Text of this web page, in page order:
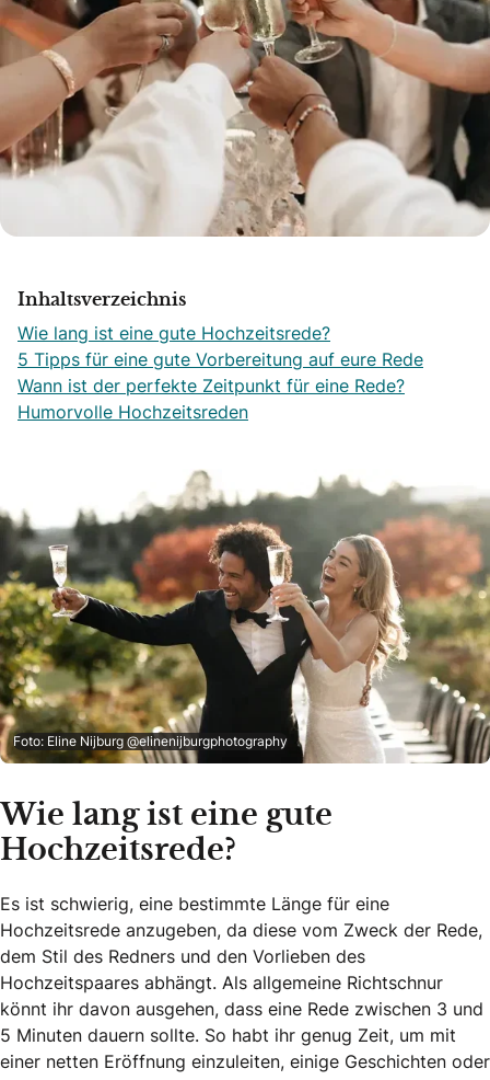
Inhaltsverzeichnis
Wie lang ist eine gute Hochzeitsrede?
5 Tipps für eine gute Vorbereitung auf eure Rede
Wann ist der perfekte Zeitpunkt für eine Rede?
Humorvolle Hochzeitsreden
Foto: Eline Nijburg @elinenijburgphotography
Wie lang ist eine gute
Hochzeitsrede?
Es ist schwierig, eine bestimmte Länge für eine
Hochzeitsrede anzugeben, da diese vom Zweck der Rede,
dem Stil des Redners und den Vorlieben des
Hochzeitspaares abhängt. Als allgemeine Richtschnur
könnt ihr davon ausgehen, dass eine Rede zwischen 3 und
5 Minuten dauern sollte. So habt ihr genug Zeit, um mit
einer netten Eröffnung einzuleiten, einige Geschichten oder